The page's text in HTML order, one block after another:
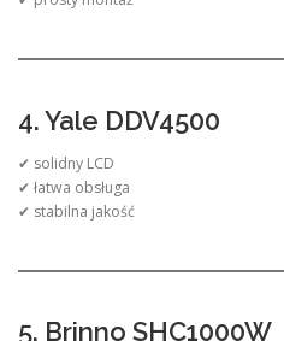
4. Yale DDV4500
✔ solidny LCD
✔ łatwa obsługa
✔ stabilna jakość
5. Brinno SHC1000W